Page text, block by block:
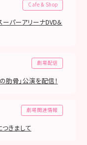
Cafe & Shop
パーアリーナDVD＆
劇場配信
肋骨」公演を配信！
劇場関連情報
きまして